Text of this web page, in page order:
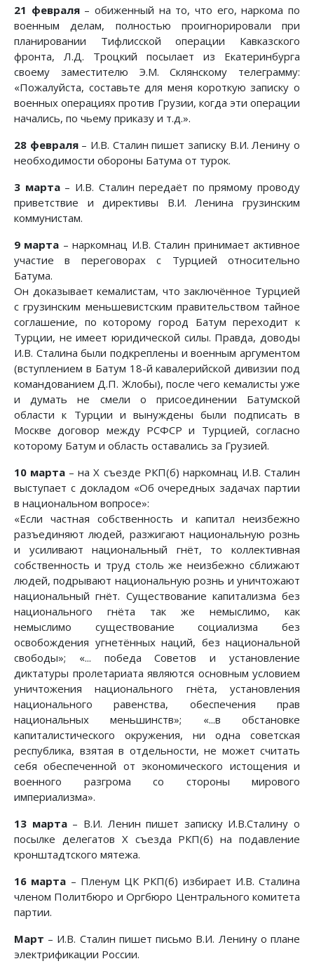
21 февраля– обиженный на то, что его, наркома по
военным делам, полностью проигнорировали при
планировании Тифлисской операции Кавказского
фронта, Л.Д. Троцкий посылает из Екатеринбурга
своему заместителю Э.М. Склянскому телеграмму:
«Пожалуйста, составьте для меня короткую записку о
военных операциях против Грузии, когда эти операции
начались, по чьему приказу и т.д.».
28 февраля– И.В. Сталин пишет записку В.И. Ленину о
необходимости обороны Батума от турок.
3 марта– И.В. Сталин передаёт по прямому проводу
приветствие и директивы В.И. Ленина грузинским
коммунистам.
9 марта – наркомнац И.В. Сталин принимает активное
участие в переговорах с Турцией относительно
Батума.
Он доказывает кемалистам, что заключённое Турцией
с грузинским меньшевистским правительством тайное
соглашение, по которому город Батум переходит к
Турции, не имеет юридической силы. Правда, доводы
И.В. Сталина были подкреплены и военным аргументом
(вступлением в Батум 18-й кавалерийской дивизии под
командованием Д.П. Жлобы), после чего кемалисты уже
и думать не смели о присоединении Батумской
области к Турции и вынуждены были подписать в
Москве договор между РСФСР и Турцией, согласно
которому Батум и область оставались за Грузией.
10 марта – на Х съезде РКП(б) наркомнац И.В. Сталин
выступает с докладом «Об очередных задачах партии
в национальном вопросе»:
«Если частная собственность и капитал неизбежно
разъединяют людей, разжигают национальную рознь
и усиливают национальный гнёт, то коллективная
собственность и труд столь же неизбежно сближают
людей, подрывают национальную рознь и уничтожают
национальный гнёт. Существование капитализма без
национального гнёта так же немыслимо, как
немыслимо существование социализма без
освобождения угнетённых наций, без национальной
свободы»; «... победа Советов и установление
диктатуры пролетариата являются основным условием
уничтожения национального гнёта, установления
национального равенства, обеспечения прав
национальных меньшинств»; «...в обстановке
капиталистического окружения, ни одна советская
республика, взятая в отдельности, не может считать
себя обеспеченной от экономического истощения и
военного разгрома со стороны мирового
империализма».
13 марта– В.И. Ленин пишет записку И.В.Сталину о
посылке делегатов Х съезда РКП(б) на подавление
кронштадтского мятежа.
16 марта – Пленум ЦК РКП(б) избирает И.В. Сталина
членом Политбюро и Оргбюро Центрального комитета
партии.
Март – И.В. Сталин пишет письмо В.И. Ленину о плане
электрификации России.